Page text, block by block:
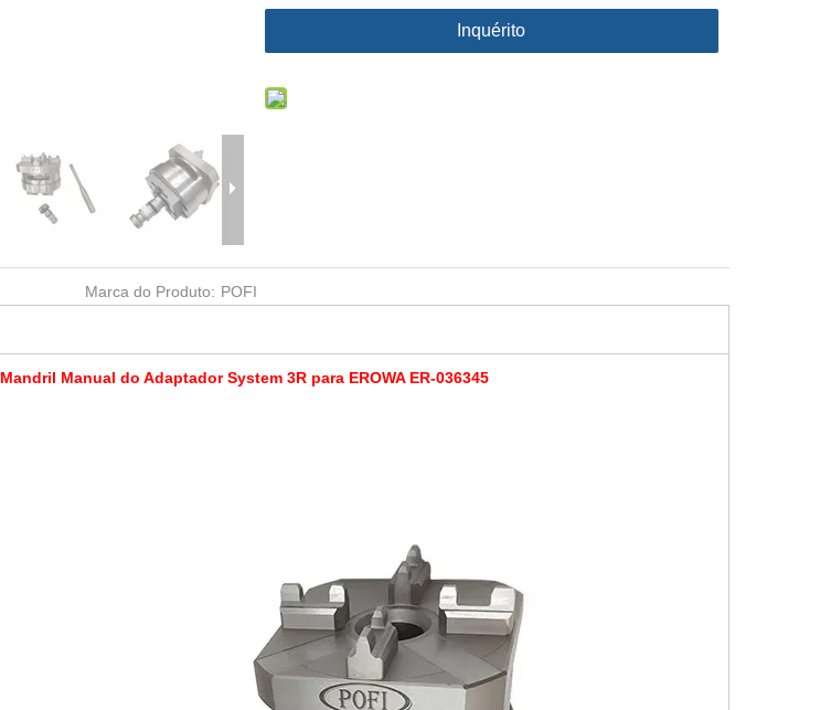
Inquérito
Marca do Produto: POFI
Mandril Manual do Adaptador System 3R para EROWA ER-036345